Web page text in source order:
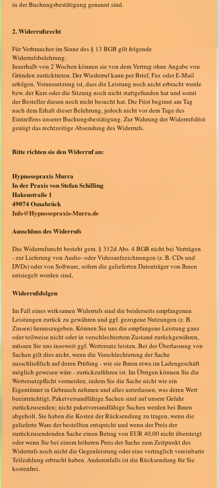
in der Buchungsbestätigung genannt sind.
2. Widerrufsrecht
Für Verbraucher im Sinne des § 13 BGB gilt folgende
Widerrufsbelehrung:
Innerhalb von 2 Wochen können sie von dem Vertrag ohne Angabe von
Gründen zurücktreten. Der Wiederruf kann per Brief, Fax oder E-Mail
erfolgen. Voraussetzung ist, dass die Leistung noch nicht erbracht wurde
bzw. der Kurs oder die Sitzung noch nicht stattgefunden hat und somit
der Besteller diesen noch nicht besucht hat. Die Frist beginnt am Tag
nach dem Erhalt dieser Belehrung, jedoch nicht vor dem Tage des
Eintreffens unserer Buchungsbestätigung. Zur Wahrung der Widerrufsfrist
genügt das rechtzeitige Absendung des Widerrufs.
Bitte richten sie den Widerruf an:
Hypnosepraxis Murra
In der Praxis von Stefan Schilling
Hakenstraße 1
49074 Osnabrück
Info@Hypnosepraxis-Murra.de
Ausschluss des Widerrufs
Das Widerrufsrecht besteht gem. § 312d Abs. 4 BGB nicht bei Verträgen
- zur Lieferung von Audio- oder Videoaufzeichnungen (z. B. CDs und
DVDs) oder von Software, sofern die gelieferten Datenträger von Ihnen
entsiegelt worden sind,
Widerrufsfolgen
Im Fall eines wirksamen Widerrufs sind die beiderseits empfangenen
Leistungen zurück zu gewähren und ggf. gezogene Nutzungen (z. B.
Zinsen) herauszugeben. Können Sie uns die empfangene Leistung ganz
oder teilweise nicht oder in verschlechtertem Zustand zurückgewähren,
müssen Sie uns insoweit ggf. Wertersatz leisten. Bei der Überlassung von
Sachen gilt dies nicht, wenn die Verschlechterung der Sache
ausschließlich auf deren Prüfung - wie sie Ihnen etwa im Ladengeschäft
möglich gewesen wäre - zurückzuführen ist. Im Übrigen können Sie die
Wertersatzpflicht vermeiden, indem Sie die Sache nicht wie ein
Eigentümer in Gebrauch nehmen und alles unterlassen, was deren Wert
beeinträchtigt. Paketversandfähige Sachen sind auf unsere Gefahr
zurückzusenden; nicht paketversandfähige Sachen werden bei Ihnen
abgeholt. Sie haben die Kosten der Rücksendung zu tragen, wenn die
gelieferte Ware der bestellten entspricht und wenn der Preis der
zurückzusendenden Sache einen Betrag von EUR 40,00 nicht übersteigt
oder wenn Sie bei einem höheren Preis der Sache zum Zeitpunkt des
Widerrufs noch nicht die Gegenleistung oder eine vertraglich vereinbarte
Teilzahlung erbracht haben. Anderenfalls ist die Rücksendung für Sie
kostenfrei.